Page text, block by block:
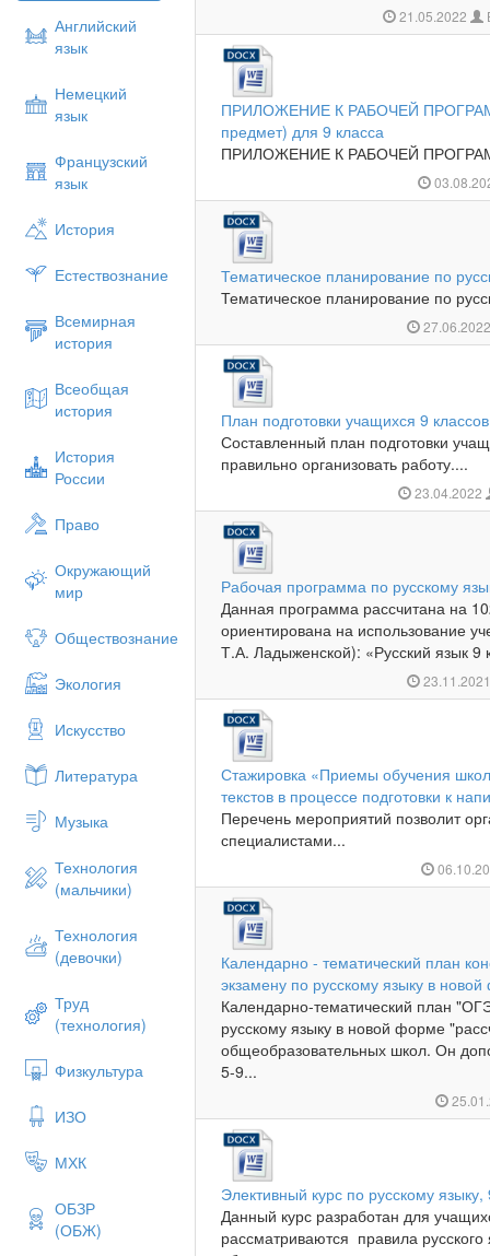
Английский
язык
Немецкий
язык
Французский
язык
История
Естествознание
Всемирная
история
Всеобщая
история
История
России
Право
Окружающий
мир
Обществознание
Экология
Искусство
Литература
Музыка
Технология
(мальчики)
Технология
(девочки)
Труд
(технология)
Физкультура
ИЗО
МХК
ОБЗР
(ОБЖ)
21.05.2022
ПРИЛОЖЕНИЕ К РАБОЧЕЙ
предмет) для 9 класса
ПРИЛОЖЕНИЕ К РАБОЧЕЙ
Тематическое планирование по
Тематическое планирование по
План подготовки учащихся 9
Составленный план подготовки
правильно организовать работу....
23.04.2022
Рабочая программа по русскому
Данная программа рассчитана на
ориентирована на использование
Т.А. Ладыженской): «Русский язык 9
Стажировка «Приемы обучения
текстов в процессе подготовки к
Перечень мероприятий позволит
специалистами...
Календарно - тематический план
экзамену по русскому языку в
Календарно-тематический план
русскому языку в новой форме
общеобразовательных школ. Он
5-9...
Элективный курс по русскому языку,
Данный курс разработан для
рассматриваются правила